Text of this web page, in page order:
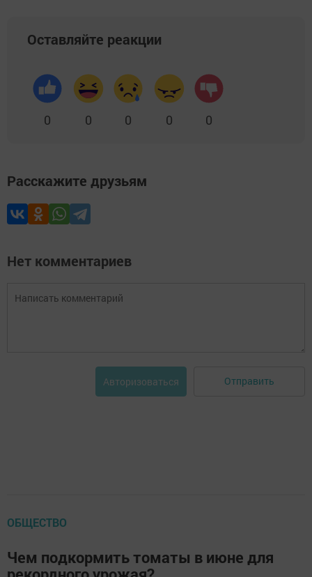
Оставляйте реакции
0 0 0 0 0
Расскажите друзьям
Нет комментариев
Авторизоваться Отправить
ОБЩЕСТВО
Чем подкормить томаты в июне для